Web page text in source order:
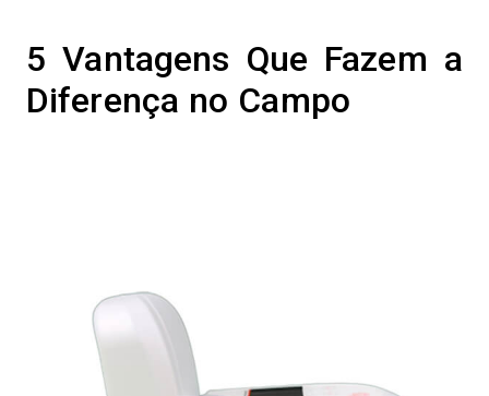
5 Vantagens Que Fazem a
Diferença no Campo